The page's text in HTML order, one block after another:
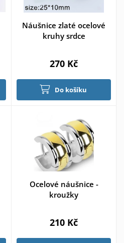
Náušnice zlaté ocelové
kruhy srdce
270 Kč
Do košíku
Ocelové náušnice -
kroužky
210 Kč